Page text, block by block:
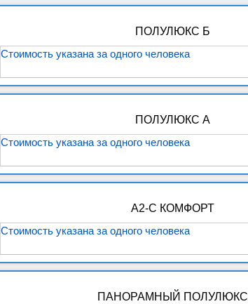
ПОЛУЛЮКС Б
Стоимость указана за одного человека
ПОЛУЛЮКС А
Стоимость указана за одного человека
А2-С КОМФОРТ
Стоимость указана за одного человека
ПАНОРАМНЫЙ ПОЛУЛЮКС